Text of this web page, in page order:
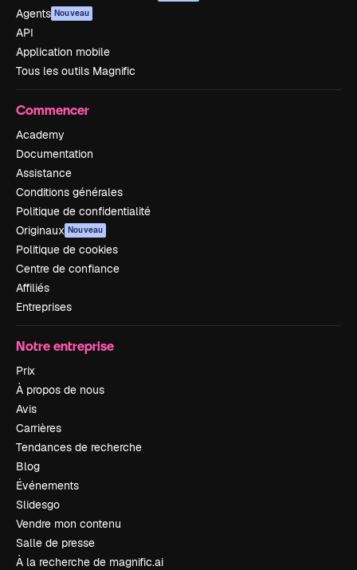
Agents Nouveau
API
Application mobile
Tous les outils Magnific
Commencer
Academy
Documentation
Assistance
Conditions générales
Politique de confidentialité
Originaux Nouveau
Politique de cookies
Centre de confiance
Affiliés
Entreprises
Notre entreprise
Prix
À propos de nous
Avis
Carrières
Tendances de recherche
Blog
Événements
Slidesgo
Vendre mon contenu
Salle de presse
À la recherche de magnific.ai